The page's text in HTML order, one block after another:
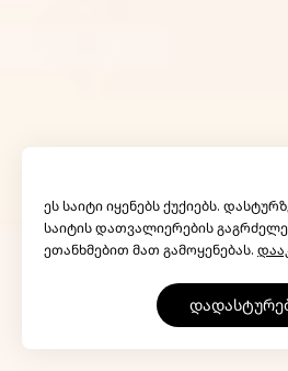
ეს საიტი იყენებს ქუქიებს.
საიტის დათვალიერების
ეთანხმებით მათ გამოყენებას.